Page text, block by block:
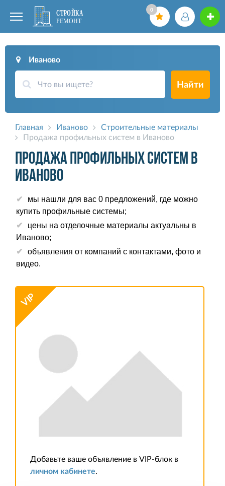
0
Иваново
Найти
Главная Иваново
Строительные материалы
Продажа профильных систем в Иваново
Продажа профильных систем в
Иваново
мы нашли для вас 0 предложений, где можно
купить профильные системы;
цены на отделочные материалы актуальны в
Иваново;
объявления от компаний с контактами, фото и
видео.
VIP
Добавьте ваше объявление в VIP-блок в
личном кабинете.